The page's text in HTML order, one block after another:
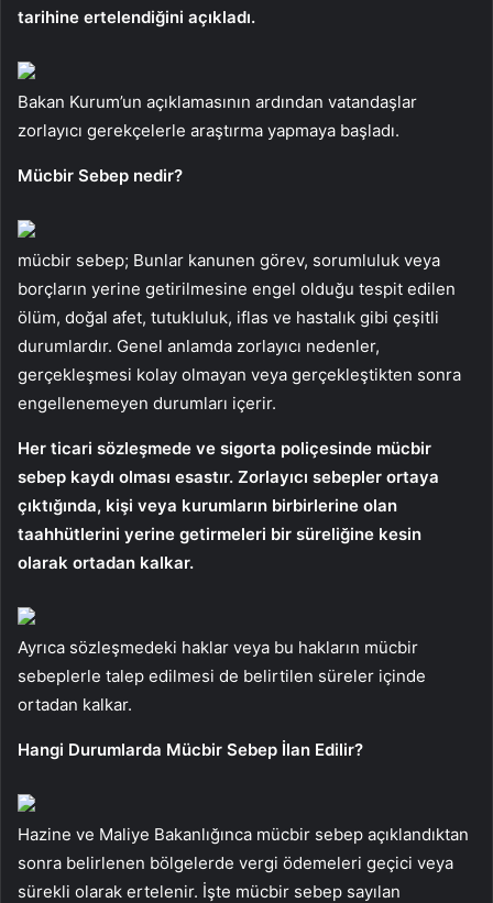
tarihine ertelendiğini açıkladı.
Bakan Kurum’un açıklamasının ardından vatandaşlar
zorlayıcı gerekçelerle araştırma yapmaya başladı.
Mücbir Sebep nedir?
mücbir sebep; Bunlar kanunen görev, sorumluluk veya
borçların yerine getirilmesine engel olduğu tespit edilen
ölüm, doğal afet, tutukluluk, iflas ve hastalık gibi çeşitli
durumlardır. Genel anlamda zorlayıcı nedenler,
gerçekleşmesi kolay olmayan veya gerçekleştikten sonra
engellenemeyen durumları içerir.
Her ticari sözleşmede ve sigorta poliçesinde mücbir
sebep kaydı olması esastır. Zorlayıcı sebepler ortaya
çıktığında, kişi veya kurumların birbirlerine olan
taahhütlerini yerine getirmeleri bir süreliğine kesin
olarak ortadan kalkar.
Ayrıca sözleşmedeki haklar veya bu hakların mücbir
sebeplerle talep edilmesi de belirtilen süreler içinde
ortadan kalkar.
Hangi Durumlarda Mücbir Sebep İlan Edilir?
Hazine ve Maliye Bakanlığınca mücbir sebep açıklandıktan
sonra belirlenen bölgelerde vergi ödemeleri geçici veya
sürekli olarak ertelenir. İşte mücbir sebep sayılan